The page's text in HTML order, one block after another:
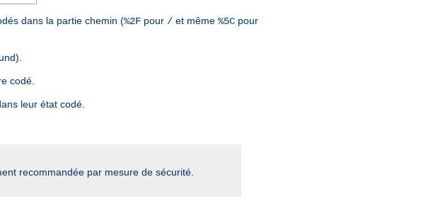
dans la partie chemin (%2F pour / et même %5C pour
codé.
leur état codé.
recommandée par mesure de sécurité.